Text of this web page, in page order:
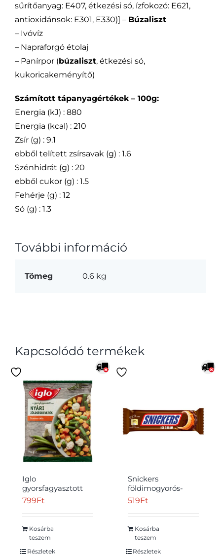
sűrítőanyag: E407, étkezési só, ízfokozó: E621,
antioxidánsok: E301, E330)] – Búzaliszt
– Ivóvíz
– Napraforgó étolaj
– Panírpor (búzaliszt, étkezési só,
kukoricakeményítő)
Számított tápanyagértékek – 100g:
Energia (kJ) : 880
Energia (kcal) : 210
Zsír (g) : 9.1
ebből telített zsírsavak (g) : 1.6
Szénhidrát (g) : 20
ebből cukor (g) : 1.5
Fehérje (g) : 12
Só (g) : 1.3
További információ
Tömeg 0.6 kg
Kapcsolódó termékek
Iglo
gyorsfagyasztott
nyári
450 g
799Ft
Kosárba
teszem
Részletek
Snickers
földimogyorós-
karamellás
kakaós bevonattal
53 ml
519Ft
Kosárba
teszem
Részletek